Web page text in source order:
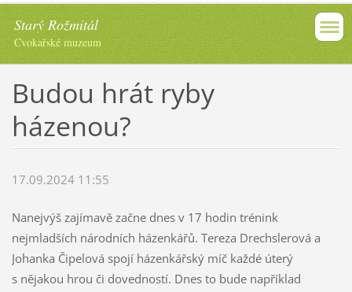
Starý Rožmitál
Cvokařské muzeum
Budou hrát ryby
házenou?
17.09.2024 11:55
Nanejvýš zajímavě začne dnes v 17 hodin trénink
nejmladších národních házenkářů. Tereza Drechslerová a
Johanka Čipelová spojí házenkářský míč každé úterý
s nějakou hrou či dovedností. Dnes to bude například